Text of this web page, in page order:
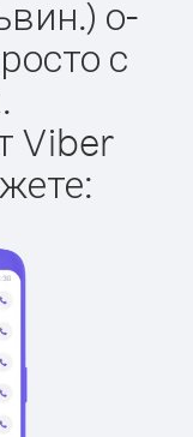
о-
с
Viber